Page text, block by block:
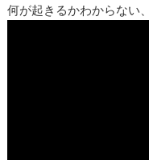
何が起きるかわからない